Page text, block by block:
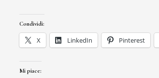
Condividi:
X LinkedIn Pinterest
Mi piace: